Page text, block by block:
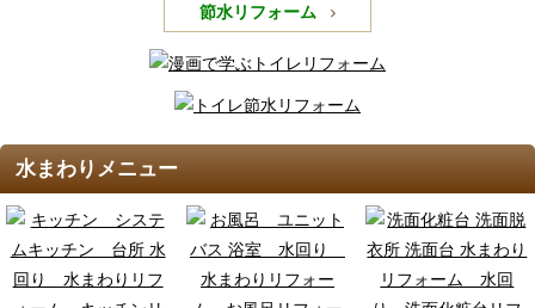
節水リフォーム
水まわりメニュー